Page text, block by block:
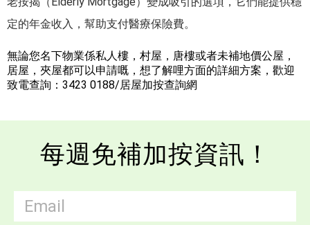
定的年金收入，幫助支付醫療保險費。
無論您名下物業係私人樓，村屋，唐樓或者未補地價公屋，
居屋，夾屋都可以申請嘅，想了解哩方面的詳細方案，歡迎
致電查詢：3423 0188/居屋加按查詢網
每週免補加按資訊！